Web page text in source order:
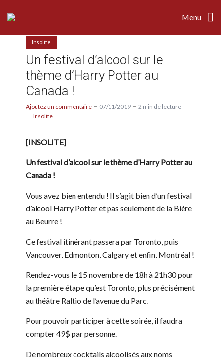
Menu
Insolite
Un festival d’alcool sur le
thème d’Harry Potter au
Canada !
Ajoutez un commentaire 07/11/2019
2 min de lecture
Insolite
[INSOLITE]
Un festival d’alcool sur le thème d’Harry Potter au
Canada !
Vous avez bien entendu ! Il s’agit bien d’un festival
d’alcool Harry Potter et pas seulement de la Bière
au Beurre !
Ce festival itinérant passera par Toronto, puis
Vancouver, Edmonton, Calgary et enfin, Montréal !
Rendez-vous le 15 novembre de 18h à 21h30 pour
la première étape qu’est Toronto, plus précisément
au théâtre Raltio de l’avenue du Parc.
Pour pouvoir participer à cette soirée, il faudra
compter 49$ par personne.
De nombreux cocktails alcoolisés aux noms